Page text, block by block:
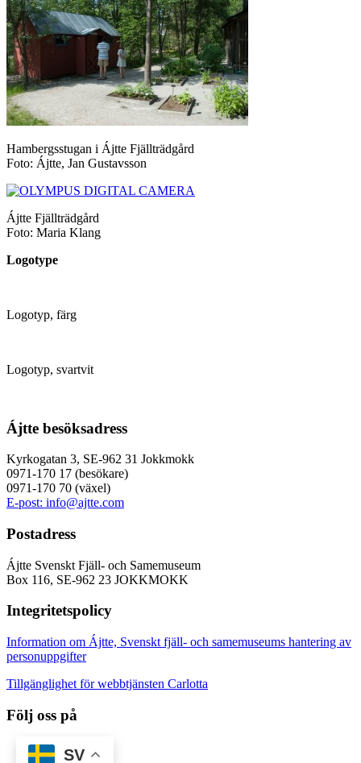
Hambergsstugan i Ájtte Fjällträdgård
Foto: Ájtte, Jan Gustavsson
Ájtte Fjällträdgård
Foto: Maria Klang
Logotype
Logotyp, färg
Logotyp, svartvit
Ájtte besöksadress
Kyrkogatan 3, SE-962 31 Jokkmokk
0971-170 17 (besökare)
0971-170 70 (växel)
E-post: info@ajtte.com
Postadress
Ájtte Svenskt Fjäll- och Samemuseum
Box 116, SE-962 23 JOKKMOKK
Integritetspolicy
Information om Ájtte, Svenskt fjäll- och samemuseums hantering av
personuppgifter
Tillgänglighet för webbtjänsten Carlotta
Följ oss på
SV